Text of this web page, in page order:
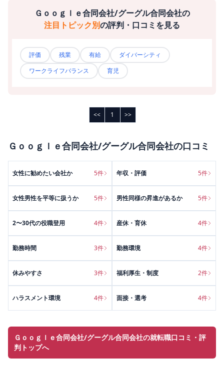
Ｇｏｏｇｌｅ合同会社/グーグル合同会社の
注目トピック別の評判・口コミを見る
評価 残業 有給
ダイバーシティ
ワークライフバランス
育児
<< 1 >>
Ｇｏｏｇｌｅ合同会社/グーグル合同会社の口コミ
女性に勧めたい会社か 5件 年収・評価 5件
女性男性を平等に扱うか 5件 男性同様の昇進があるか 5件
2〜30代の役職登用 4件 産休・育休 4件
勤務時間 3件 勤務環境 4件
休みやすさ 3件 福利厚生・制度 2件
ハラスメント環境 4件 面接・選考 4件
Ｇｏｏｇｌｅ合同会社/グーグル合同会社の就転職口コミ・評
判トップへ